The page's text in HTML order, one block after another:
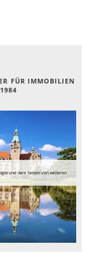
FÜR IMMOBILIEN
und dem Setzen von weiteren